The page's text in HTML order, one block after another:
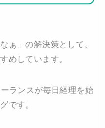
ぁ」の解決策として、
めしています。
ランスが毎日経理を始
です。